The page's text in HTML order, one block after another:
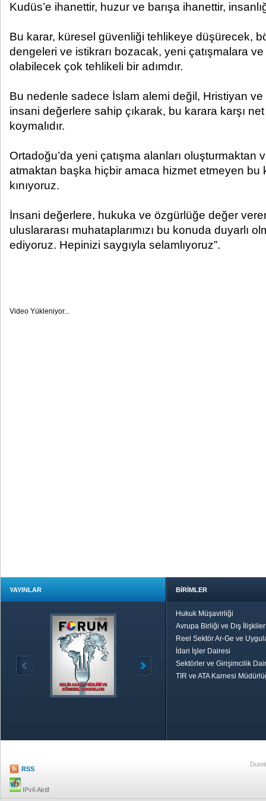
Kudüs’e ihanettir, huzur ve barışa ihanettir,
Bu karar, küresel güvenliği tehlikeye düşürecek,
dengeleri ve istikrarı bozacak, yeni çatışmalara
olabilecek çok tehlikeli bir adımdır.
Bu nedenle sadece İslam alemi değil, Hristiyan ve
insani değerlere sahip çıkarak, bu karara karşı
koymalıdır.
Ortadoğu’da yeni çatışma alanları oluşturmaktan
atmaktan başka hiçbir amaca hizmet etmeyen bu
kınıyoruz.
İnsani değerlere, hukuka ve özgürlüğe değer
uluslararası muhataplarımızı bu konuda duyarlı
ediyoruz. Hepinizi saygıyla selamlıyoruz”.
Video Yükleniyor...
YAYINLAR BİRİMLER
Hukuk Müşavirliği
Avrupa Birliği ve Dış
Reel Sektör Ar-Ge ve
İdari İşler Dairesi
Sektörler ve Girişimcilik
TIR ve ATA Karnesi
RSS
IPv6 Aktif